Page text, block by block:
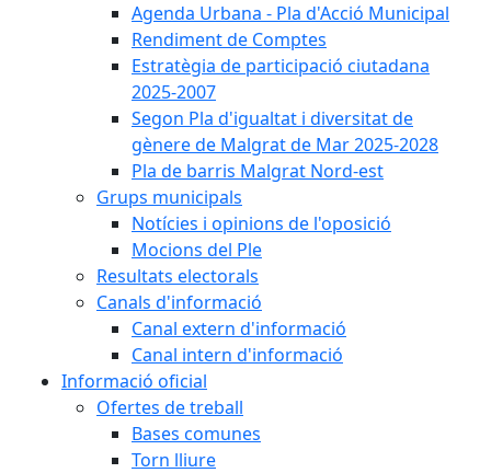
Agenda Urbana - Pla d'Acció Municipal
Rendiment de Comptes
Estratègia de participació ciutadana
2025-2007
Segon Pla d'igualtat i diversitat de
gènere de Malgrat de Mar 2025-2028
Pla de barris Malgrat Nord-est
Grups municipals
Notícies i opinions de l'oposició
Mocions del Ple
Resultats electorals
Canals d'informació
Canal extern d'informació
Canal intern d'informació
Informació oficial
Ofertes de treball
Bases comunes
Torn lliure